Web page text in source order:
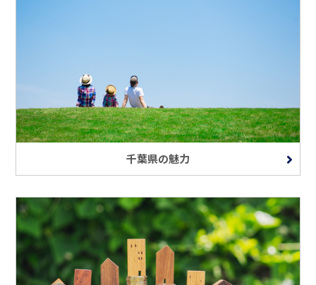
千葉県の魅力